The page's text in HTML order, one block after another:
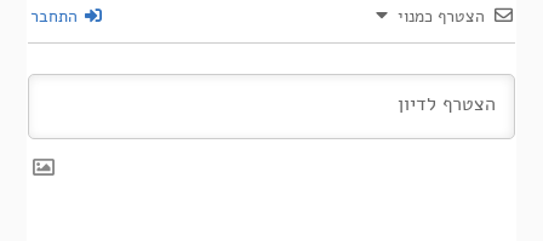
הצטרף כמנוי התחבר